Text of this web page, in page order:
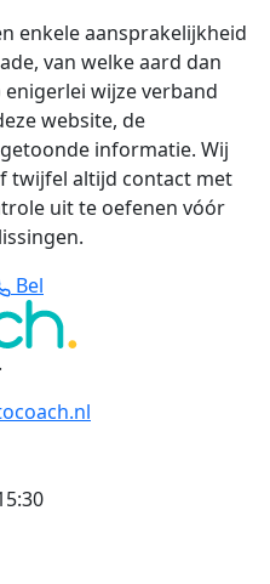
enkele aansprakelijkheid
van welke aard dan
wijze verband
website, de
informatie. Wij
twijfel altijd contact met
uit te oefenen vóór
Bel
.